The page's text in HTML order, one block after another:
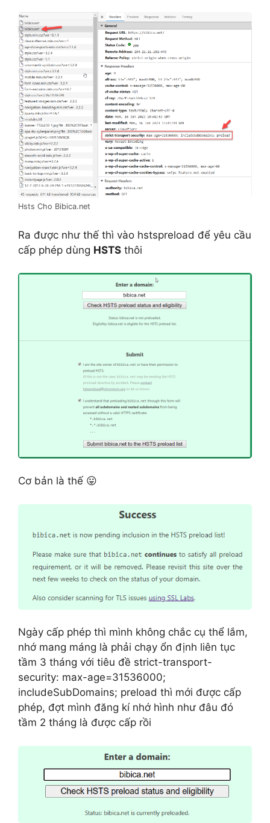
Hsts Cho Bibica.net
Ra được như thế thì vào hstspreload để yêu cầu
cấp phép dùng HSTS thôi
Cơ bản là thế 😛
Ngày cấp phép thì mình không chắc cụ thể lắm,
nhớ mang máng là phải chạy ổn định liên tục
tầm 3 tháng với tiêu đề strict-transport-
security: max-age=31536000;
includeSubDomains; preload thì mới được cấp
phép, đợt mình đăng kí nhớ hình như đâu đó
tầm 2 tháng là được cấp rồi